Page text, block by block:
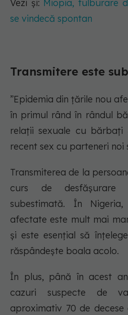
Vezi și: Miopia, tulburare
se vindecă spontan
Transmitere este
”Epidemia din țările nou
în primul rând în rândul
relații sexuale cu
recent sex cu parteneri noi
Transmiterea de la
curs de
subestimată. În
afectate este mult mai
și este esențial să
răspândește boala acolo.
În plus, până în acest
cazuri suspecte de
aproximativ 70 de